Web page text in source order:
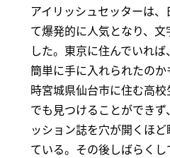
アイリッシュセッターは
て爆発的に人気となり、
した。東京に住んでいれ
簡単に手に入れられたの
時宮城県仙台市に住む高
でも見つけることができ
ッション誌を穴が開くほ
ている。その後しばらく